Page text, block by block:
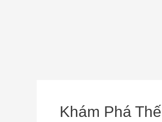
Khám Phá